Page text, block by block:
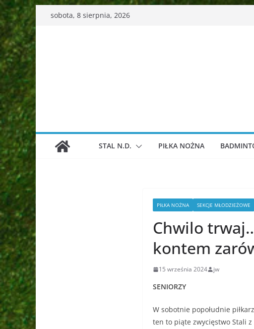
Przejdź
do
sobota, 8 sierpnia, 2026
STAL N.D. PIŁKA NOŻNA
PIŁKA NOŻNA SEKCJE MŁODZIEŻOWE
Chwilo
kontem
15 września 2024 jw
SENIORZY
W sobotnie popołudnie
ten to piąte zwycięstwo Stali z